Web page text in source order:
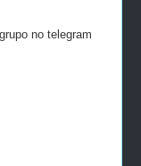
no telegram